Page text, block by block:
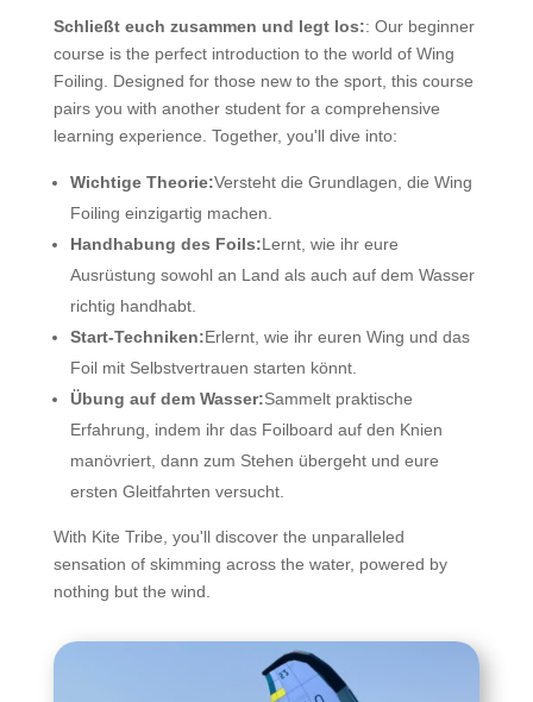
Schließt euch zusammen und legt los:: Our beginner
course is the perfect introduction to the world of Wing
Foiling. Designed for those new to the sport, this course
pairs you with another student for a comprehensive
learning experience. Together, you'll dive into:
Wichtige Theorie:Versteht die Grundlagen, die Wing
Foiling einzigartig machen.
Handhabung des Foils:Lernt, wie ihr eure
Ausrüstung sowohl an Land als auch auf dem Wasser
richtig handhabt.
Start-Techniken:Erlernt, wie ihr euren Wing und das
Foil mit Selbstvertrauen starten könnt.
Übung auf dem Wasser:Sammelt praktische
Erfahrung, indem ihr das Foilboard auf den Knien
manövriert, dann zum Stehen übergeht und eure
ersten Gleitfahrten versucht.
With Kite Tribe, you'll discover the unparalleled
sensation of skimming across the water, powered by
nothing but the wind.